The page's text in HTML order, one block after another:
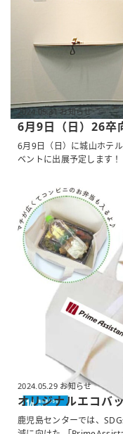
2024.05.31 お知らせ
6月9日（日）26卒
6月9日（日）に城山ホテ
ベントに出展予定します
2024.05.29 お知らせ
オリジナルエコバ
鹿児島センターでは、